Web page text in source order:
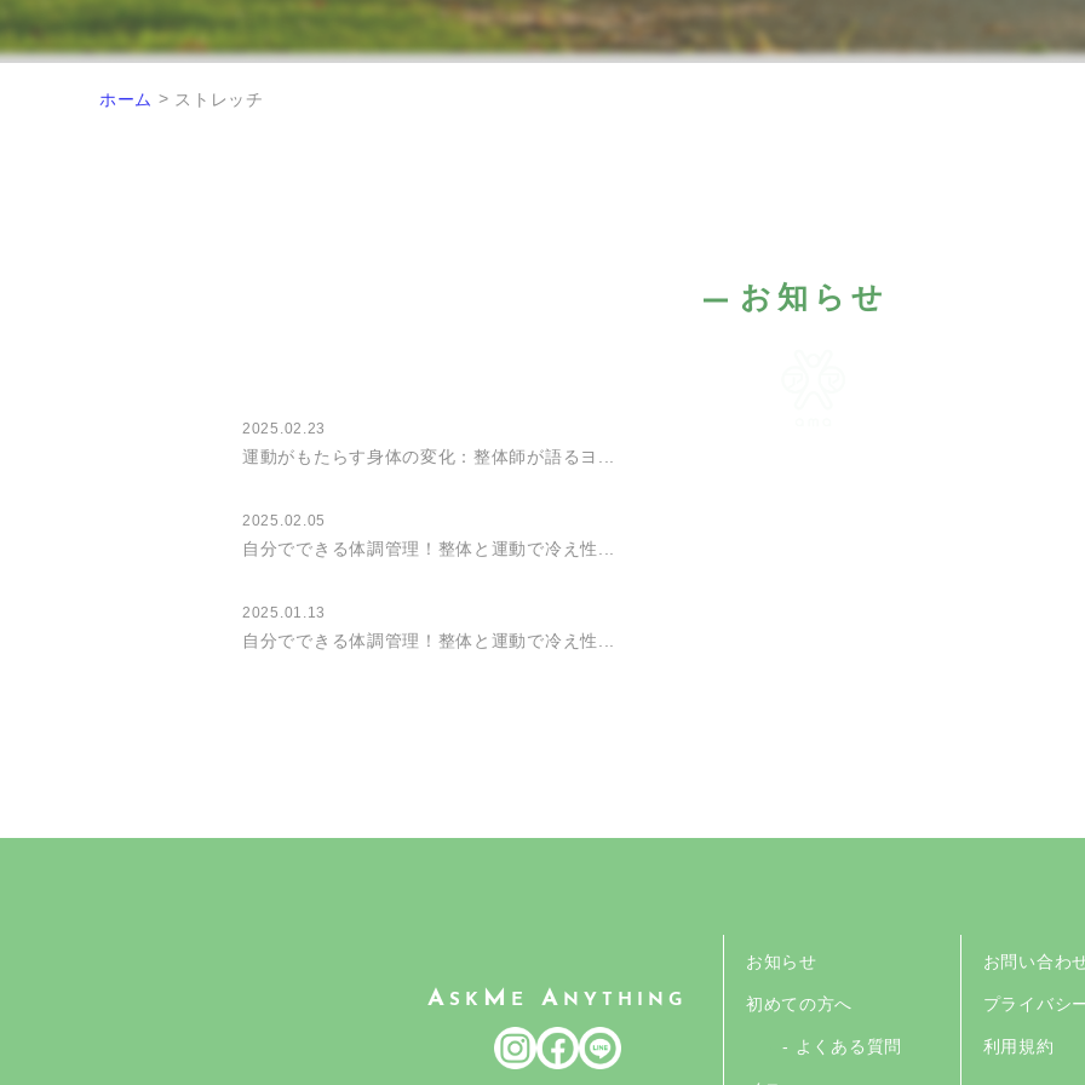
ホーム > ストレッチ
お知らせ
2025.02.23
運動がもたらす身体の変化：整体師が語るヨ...
2025.02.05
自分でできる体調管理！整体と運動で冷え性...
2025.01.13
自分でできる体調管理！整体と運動で冷え性...
ASK M E A NYTHING
お知らせ
初めての方へ
- よくある質問
お問い合わ
プライバシ
利用規約